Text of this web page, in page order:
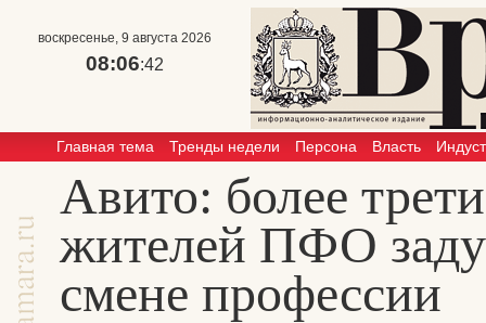
воскресенье, 9 августа 2026
08:06:42
Главная тема Тренды недели Персона Власть
Авито: более трети
жителей ПФО
смене профессии